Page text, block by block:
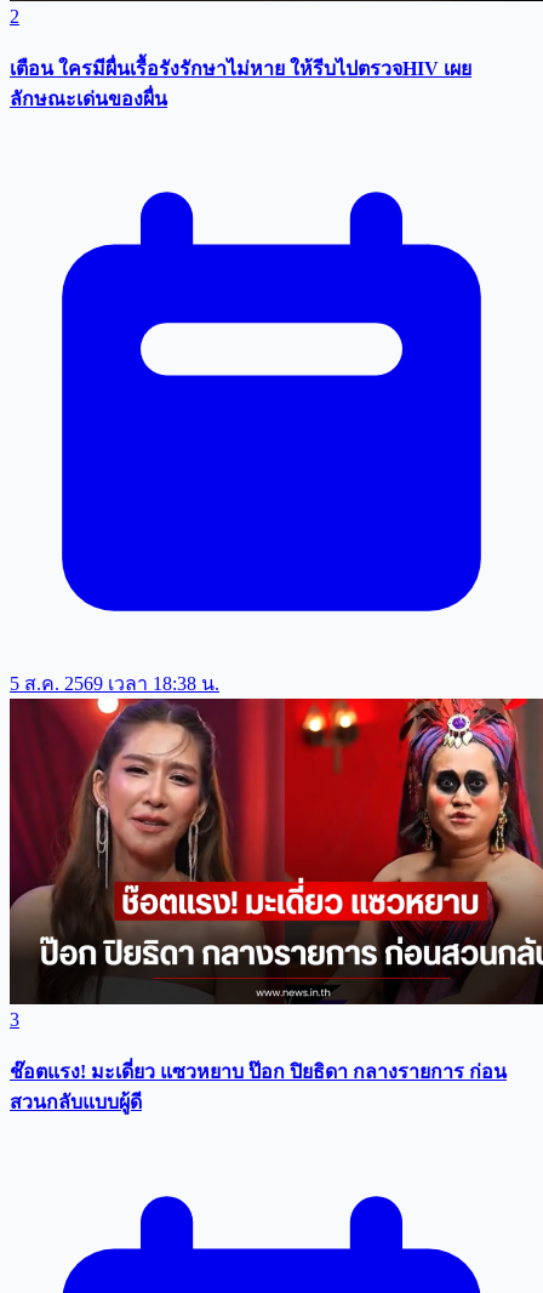
2
เตือน ใครมีผื่นเรื้อรังรักษาไม่หาย ให้รีบไปตรวจHIV เผย
ลักษณะเด่นของผื่น
5 ส.ค. 2569 เวลา 18:38 น.
3
ช๊อตแรง! มะเดี่ยว แซวหยาบ ป๊อก ปิยธิดา กลางรายการ ก่อน
สวนกลับแบบผู้ดี